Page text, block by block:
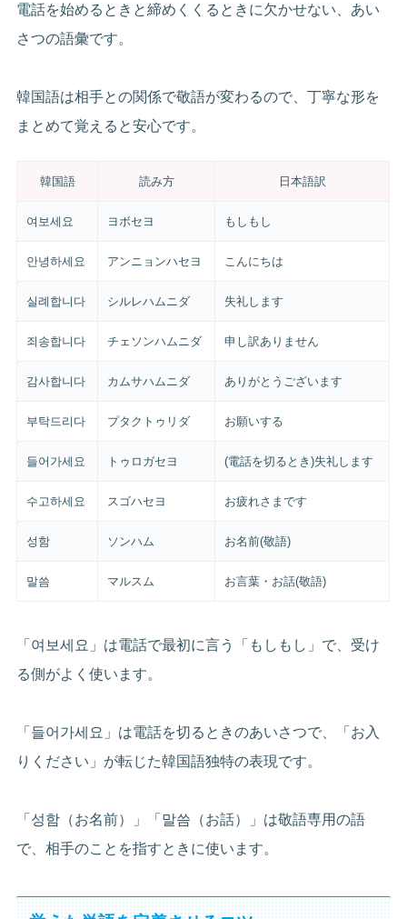
電話を始めるときと締めくくるときに欠かせない、あい
さつの語彙です。
韓国語は相手との関係で敬語が変わるので、丁寧な形を
まとめて覚えると安心です。
韓国語 読み方 日本語訳
여보세요 ヨボセヨ もしもし
안녕하세요 アンニョンハセヨ こんにちは
실례합니다 シルレハムニダ 失礼します
죄송합니다 チェソンハムニダ 申し訳ありません
감사합니다 カムサハムニダ ありがとうございます
부탁드리다 プタクトゥリダ お願いする
들어가세요 トゥロガセヨ (電話を切るとき)失礼します
수고하세요 スゴハセヨ お疲れさまです
성함 ソンハム お名前(敬語)
말씀 マルスム お言葉・お話(敬語)
「여보세요」は電話で最初に言う「もしもし」で、受け
る側がよく使います。
「들어가세요」は電話を切るときのあいさつで、「お入
りください」が転じた韓国語独特の表現です。
「성함（お名前）」「말씀（お話）」は敬語専用の語
で、相手のことを指すときに使います。